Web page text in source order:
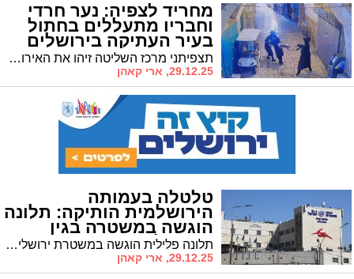
מחריד לצפיה: נער חרדי
וחבריו מתעללים בחתול
בעיר העתיקה בירושלים
תצפיתני מרכז השליטה זיהו את האירוע בזמן אמת והעבירו דיווח מהיר למשטה • בעקבותיו נעצר הנער בן 17 תושב ירושלים והועבר לחקירה
29.12.25, ארי קאהן
טלטלה בעמותה
הירושלמית הותיקה: תלונה
הוגשה במשטרה בגין
"חשד לרישום כוזב" תלונה פלילית הוגשה במשטרת ירושלים נגד מנהל עמותה מוכרת • החשד: רישום כוזב במסמכי תאגיד
29.12.25, ארי קאהן